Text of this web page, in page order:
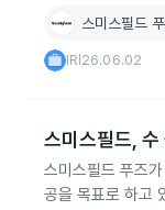
스미스필드
IR 26.06.02
스미스필드, 수
스미스필드 푸즈
공을 목표로 하고